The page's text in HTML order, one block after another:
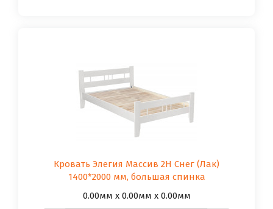
Кровать Элегия Массив 2Н Снег (Лак)
1400*2000 мм, большая спинка
0.00мм x 0.00мм x 0.00мм